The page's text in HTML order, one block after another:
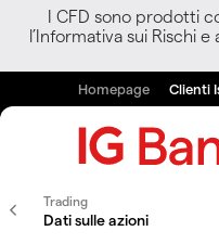
I CFD sono prodotti
l’Informativa sui Rischi
Homepage Clienti
Trading
Dati sulle azioni